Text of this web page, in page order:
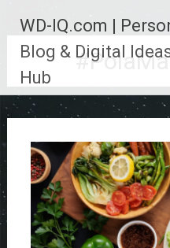
konten
WD-IQ.com |
Blog & Digital
Hub